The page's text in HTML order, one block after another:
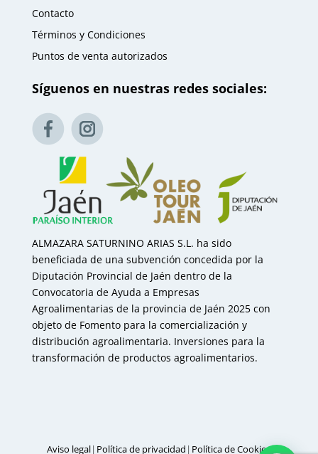
Contacto
Términos y Condiciones
Puntos de venta autorizados
Síguenos en nuestras redes sociales:
ALMAZARA SATURNINO ARIAS S.L. ha sido
beneficiada de una subvención concedida por la
Diputación Provincial de Jaén dentro de la
Convocatoria de Ayuda a Empresas
Agroalimentarias de la provincia de Jaén 2025 con
objeto de Fomento para la comercialización y
distribución agroalimentaria. Inversiones para la
transformación de productos agroalimentarios.
Aviso legal| Política de privacidad | Política de Cookies